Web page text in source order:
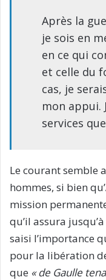
Après la
je sois en
en ce qui
et celle du
cas, je
mon appui.
services
Le courant semble
hommes, si bien
mission
qu’il assura
saisi l’importance
pour la libération
que « de Gaulle